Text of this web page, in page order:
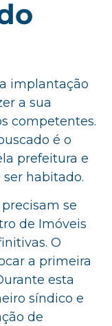
implantação
a sua
competentes.
é o
prefeitura e
habitado.
se
de Imóveis
O
a primeira
esta
síndico e
de